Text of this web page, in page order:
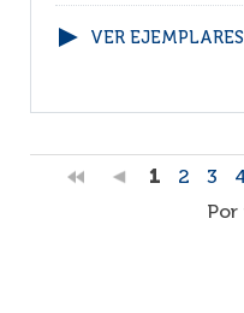
VER EJEMPLARES
1 2 3
Por